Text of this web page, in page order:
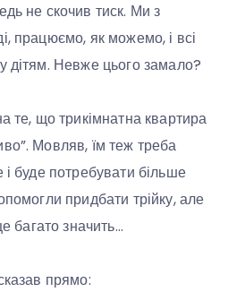
не скочив тиск. Ми з
працюємо, як можемо, і всі
дітям. Невже цього замало?
те, що трикімнатна квартира
Мовляв, їм теж треба
буде потребувати більше
придбати трійку, але
багато значить…
прямо: